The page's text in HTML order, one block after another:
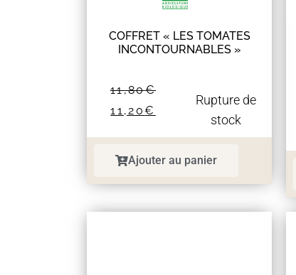
COFFRET « LES TOMATES
INCONTOURNABLES »
11,80€
11,20€
Rupture de
stock
Ajouter au panier